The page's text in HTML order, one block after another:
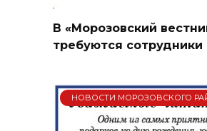
В «Морозовский
требуются сотрудники
НОВОСТИ МОРОЗОВСКОГО